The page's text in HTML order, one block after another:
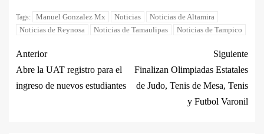
Tags: Manuel Gonzalez Mx Noticias
Noticias de Altamira
Noticias de Reynosa
Noticias de Tamaulipas Noticias de Tampico
Anterior
Abre la UAT registro para el
ingreso de nuevos estudiantes
Siguiente
Finalizan Olimpiadas Estatales
de Judo, Tenis de Mesa, Tenis
y Futbol Varonil